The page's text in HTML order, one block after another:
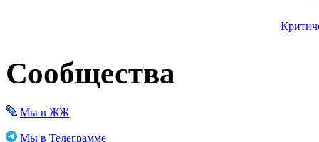
Сообщества
Мы в ЖЖ
Мы в Телеграмме